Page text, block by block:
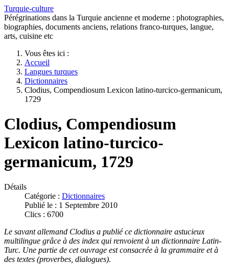
Turquie-culture
Pérégrinations dans la Turquie ancienne et moderne : photographies,
biographies, documents anciens, relations franco-turques, langue,
arts, cuisine etc
Vous êtes ici :
Accueil
Langues turques
Dictionnaires
Clodius, Compendiosum Lexicon latino-turcico-germanicum,
1729
Clodius, Compendiosum
Lexicon latino-turcico-
germanicum, 1729
Détails
Catégorie : Dictionnaires
Publié le : 1 Septembre 2010
Clics : 6700
Le savantallemand Clodius a publié ce dictionnaire astucieux
multilingue grâce à des index qui renvoient à un dictionnaire Latin-
Turc. Une partie de cet ouvrage est consacrée à la grammaire et à
des textes (proverbes, dialogues).